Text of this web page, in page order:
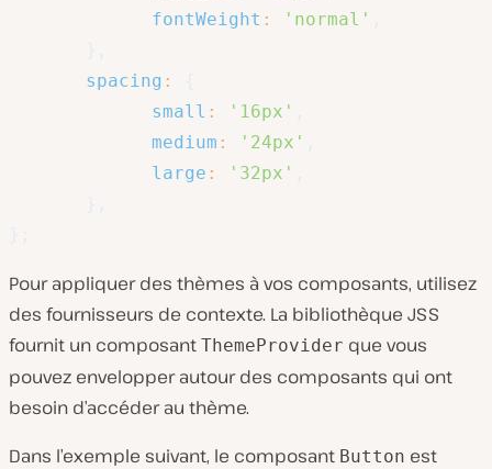
fontWeight : 'normal'
spacing :
small : '16px'
medium : '24px'
large : '32px'
Pour appliquer des thèmes à vos composants, utilisez
des fournisseurs de contexte. La bibliothèque JSS
fournit un composant ThemeProvider que vous
pouvez envelopper autour des composants qui ont
besoin d’accéder au thème.
Dans l’exemple suivant, le composant Button est